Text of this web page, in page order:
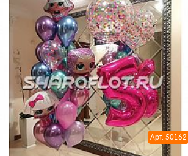
2 497 ₽/ шт
В корзину
Купить в 1 клик
В избранное
В наличии
Арт: 50162